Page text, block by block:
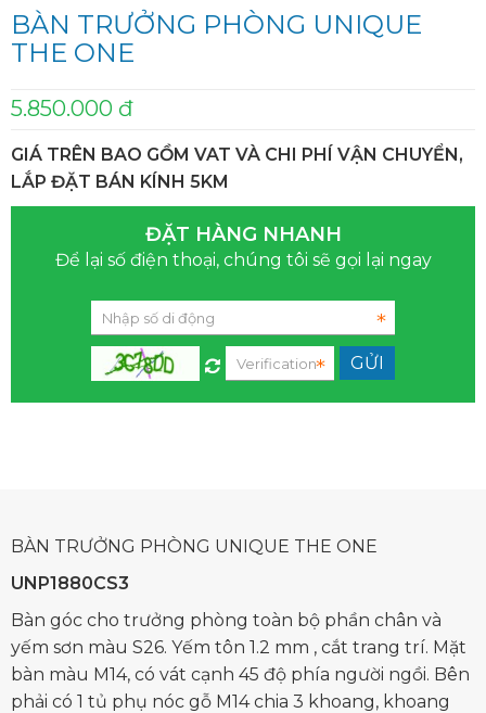
BÀN TRƯỞNG PHÒNG UNIQUE
THE ONE
5.850.000 đ
GIÁ TRÊN BAO GỒM VAT VÀ CHI PHÍ VẬN CHUYỂN,
LẮP ĐẶT BÁN KÍNH 5KM
ĐẶT HÀNG NHANH
Để lại số điện thoại, chúng tôi sẽ gọi lại ngay
BÀN TRƯỞNG PHÒNG UNIQUE THE ONE
UNP1880CS3
Bàn góc cho trưởng phòng toàn bộ phần chân và
yếm sơn màu S26. Yếm tôn 1.2 mm , cắt trang trí. Mặt
bàn màu M14, có vát cạnh 45 độ phía người ngồi. Bên
phải có 1 tủ phụ nóc gỗ M14 chia 3 khoang, khoang